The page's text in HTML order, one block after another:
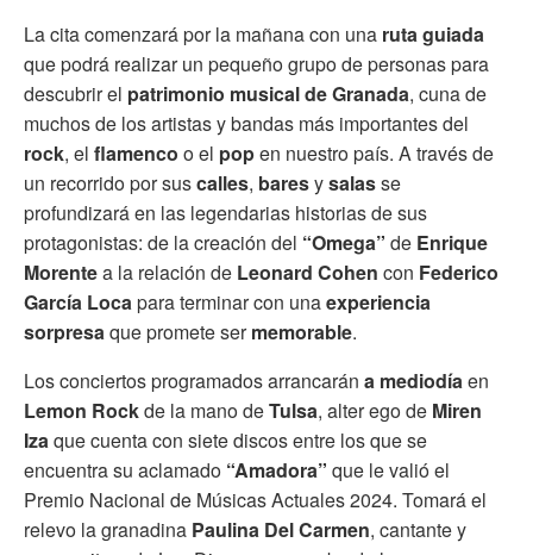
La cita comenzará por la mañana con una ruta guiada
que podrá realizar un pequeño grupo de personas para
descubrir el patrimonio musical de Granada, cuna de
muchos de los artistas y bandas más importantes del
rock, el flamenco o el popen nuestro país. A través de
un recorrido por suscalles, baresysalasse
profundizará en las legendarias historias de sus
protagonistas: de la creación del “Omega” de Enrique
Morentea la relación de Leonard Cohen con Federico
García Locapara terminar con unaexperiencia
sorpresaque promete sermemorable.
Los conciertos programados arrancarán a mediodíaen
Lemon Rockde la mano deTulsa, alter ego de Miren
Izaque cuenta con siete discos entre los que se
encuentra su aclamado “Amadora” que le valió el
Premio Nacional de Músicas Actuales 2024. Tomará el
relevo la granadina Paulina Del Carmen, cantante y